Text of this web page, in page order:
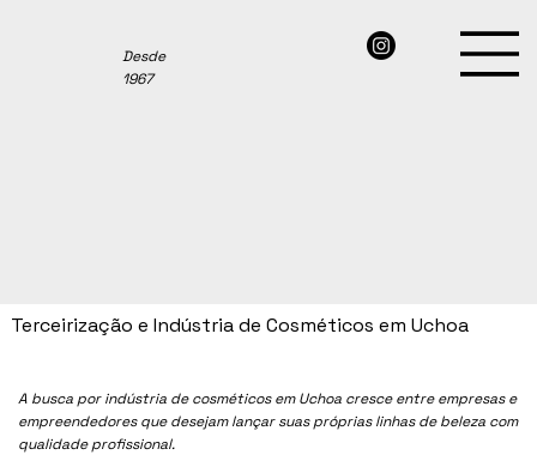
Desde
1967
A busca por indústria de cosméticos em Uchoa cresce entre empresas e
empreendedores que desejam lançar suas próprias linhas de beleza com
qualidade profissional.
Terceirização e Indústria de Cosméticos em Uchoa